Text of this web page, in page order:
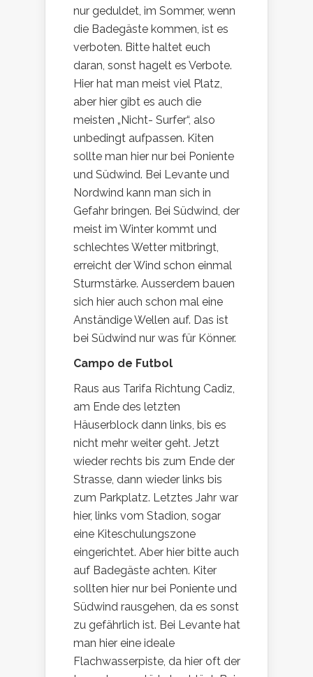
nur geduldet, im Sommer, wenn
die Badegäste kommen, ist es
verboten. Bitte haltet euch
daran, sonst hagelt es Verbote.
Hier hat man meist viel Platz,
aber hier gibt es auch die
meisten „Nicht- Surfer“, also
unbedingt aufpassen. Kiten
sollte man hier nur bei Poniente
und Südwind. Bei Levante und
Nordwind kann man sich in
Gefahr bringen. Bei Südwind, der
meist im Winter kommt und
schlechtes Wetter mitbringt,
erreicht der Wind schon einmal
Sturmstärke. Ausserdem bauen
sich hier auch schon mal eine
Anständige Wellen auf. Das ist
bei Südwind nur was für Könner.
Campo de Futbol
Raus aus Tarifa Richtung Cadiz,
am Ende des letzten
Häuserblock dann links, bis es
nicht mehr weiter geht. Jetzt
wieder rechts bis zum Ende der
Strasse, dann wieder links bis
zum Parkplatz. Letztes Jahr war
hier, links vom Stadion, sogar
eine Kiteschulungszone
eingerichtet. Aber hier bitte auch
auf Badegäste achten. Kiter
sollten hier nur bei Poniente und
Südwind rausgehen, da es sonst
zu gefährlich ist. Bei Levante hat
man hier eine ideale
Flachwasserpiste, da hier oft der